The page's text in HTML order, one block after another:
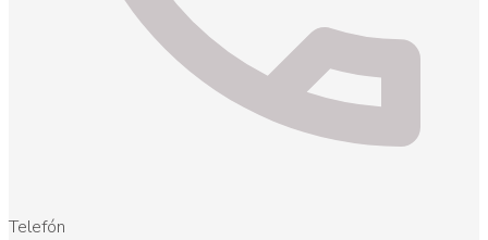
Telefón